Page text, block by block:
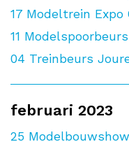
17 Modeltrein Expo
11
04 Treinbeurs
februari 2023
25